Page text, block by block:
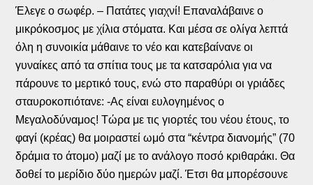
Έλεγε ο σωφέρ. – Πατάτες γιαχνί! Επαναλάβαινε ο
μικρόκοσμος με χίλια στόματα. Και μέσα σε ολίγα λεπτά
όλη η συνοικία μάθαινε το νέο και κατεβαίνανε οι
γυναίκες από τα σπίτια τους με τα κατσαρόλια για να
πάρουνε το μερτικό τους, ενώ στο παραθύρι οι γριάδες
σταυροκοπιότανε: -Ας είναι ευλογημένος ο
Μεγαλοδύναμος! Τώρα με τις γιορτές του νέου έτους, το
φαγί (κρέας) θα μοιραστεί ωμό στα “κέντρα διανομής” (70
δράμια το άτομο) μαζί με το ανάλογο ποσό κριθαράκι. Θα
δοθεί το μερίδιο δύο ημερών μαζί. Έτσι θα μπορέσουνε